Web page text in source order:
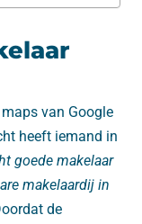
van Google
heeft iemand in
goede makelaar
makelaardij in
de